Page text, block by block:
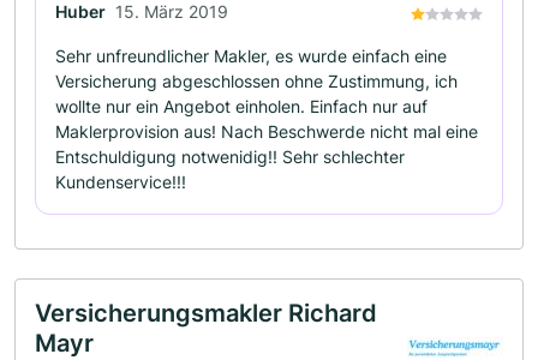
Huber 15. März 2019
Sehr unfreundlicher Makler, es wurde einfach eine
Versicherung abgeschlossen ohne Zustimmung, ich
wollte nur ein Angebot einholen. Einfach nur auf
Maklerprovision aus! Nach Beschwerde nicht mal eine
Entschuldigung notwenidig!! Sehr schlechter
Kundenservice!!!
Versicherungsmakler Richard
Mayr